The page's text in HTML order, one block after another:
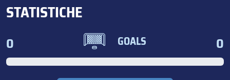
STATISTICHE
0 GOALS 0